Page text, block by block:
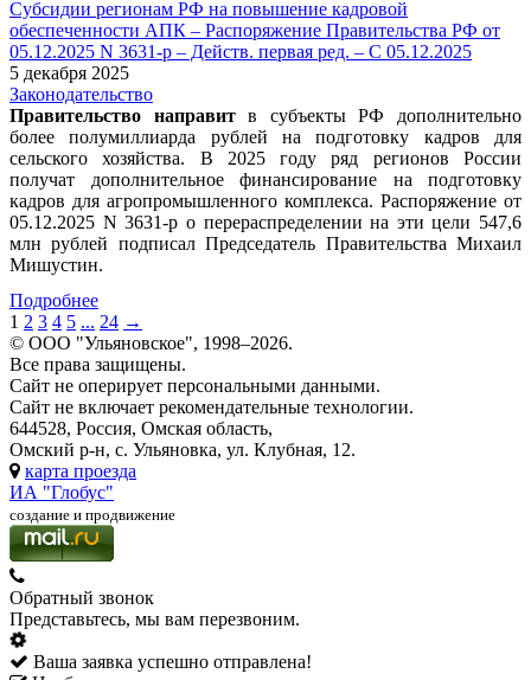
Субсидии регионам РФ на повышение кадровой
обеспеченности АПК – Распоряжение Правительства РФ от
05.12.2025 N 3631-р – Действ. первая ред. – С 05.12.2025
5 декабря 2025
Законодательство
Правительство направитв субъекты РФ дополнительно
более полумиллиарда рублей на подготовку кадров для
сельского хозяйства. В 2025 году ряд регионов России
получат дополнительное финансирование на подготовку
кадров для агропромышленного комплекса. Распоряжение от
05.12.2025 N 3631-р о перераспределении на эти цели 547,6
млн рублей подписал Председатель Правительства Михаил
Мишустин.
Подробнее
1 2 3 4 5 ... 24 →
© ООО "Ульяновское", 1998–2026.
Все права защищены.
Сайт не оперирует персональными данными.
Сайт не включает рекомендательные технологии.
644528, Россия, Омская область,
Омский р-н, с. Ульяновка, ул. Клубная, 12.
карта проезда
ИА "Глобус"
создание и продвижение
Обратный звонок
Представьтесь, мы вам перезвоним.
Ваша заявка успешно отправлена!